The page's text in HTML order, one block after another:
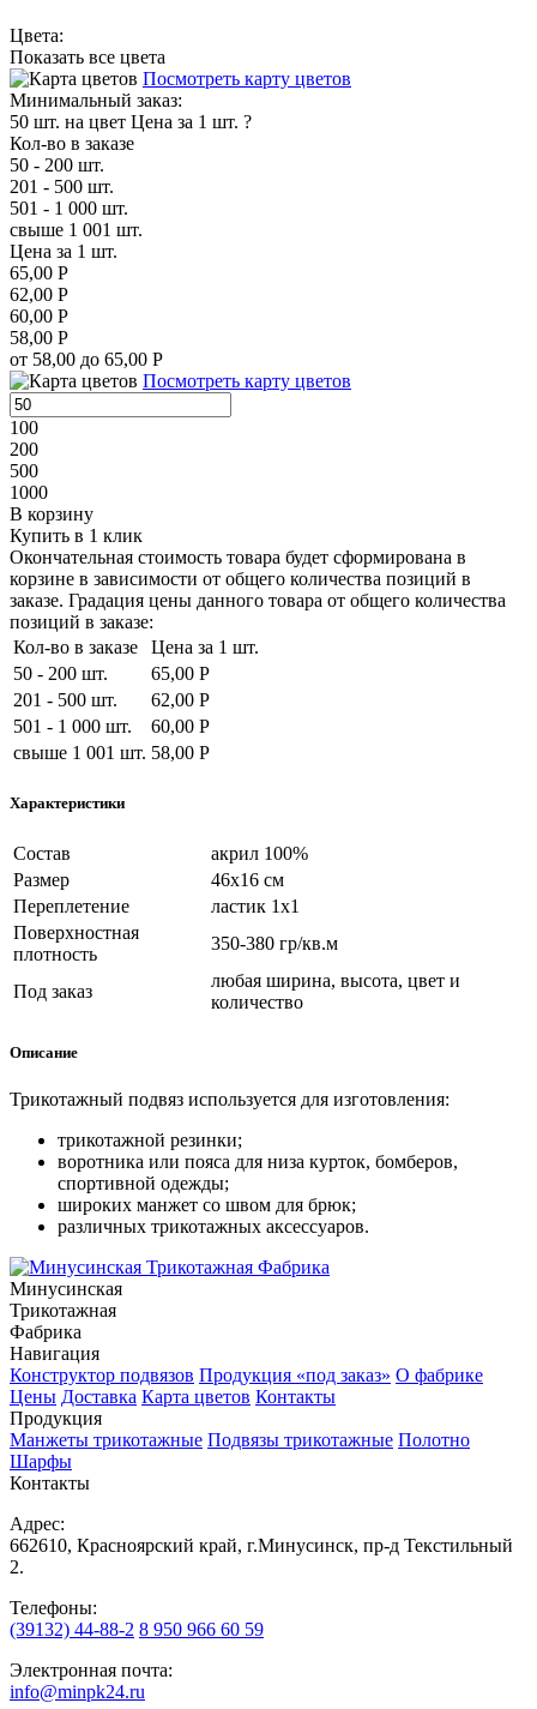
Цвета:
Показать все цвета
Посмотреть карту цветов
Минимальный заказ:
50 шт. на цвет Цена за 1 шт. ?
Кол-во в заказе
50 - 200 шт.
201 - 500 шт.
501 - 1 000 шт.
свыше 1 001 шт.
Цена за 1 шт.
65,00 Р
62,00 Р
60,00 Р
58,00 Р
от 58,00 до 65,00 Р
Посмотреть карту цветов
100
200
500
1000
В корзину
Купить в 1 клик
Окончательная стоимость товара будет сформирована в
корзине в зависимости от общего количества позиций в
заказе. Градация цены данного товара от общего количества
позиций в заказе:
Кол-во в заказе
Цена за 1 шт.
50 - 200 шт.
65,00 Р
201 - 500 шт.
62,00 Р
501 - 1 000 шт.
60,00 Р
свыше 1 001 шт. 58,00 Р
Характеристики
Состав
акрил 100%
Размер
46х16 см
Переплетение
ластик 1х1
Поверхностная
плотность
350-380 гр/кв.м
Под заказ
любая ширина, высота, цвет и
количество
Описание
Трикотажный подвяз используется для изготовления:
трикотажной резинки;
воротника или пояса для низа курток, бомберов,
спортивной одежды;
широких манжет со швом для брюк;
различных трикотажных аксессуаров.
Минусинская
Трикотажная
Фабрика
Навигация
Конструктор подвязов Продукция «под заказ» О фабрике
Цены Доставка Карта цветов Контакты
Продукция
Манжеты трикотажные Подвязы трикотажные Полотно
Шарфы
Контакты
Адрес:
662610, Красноярский край, г.Минусинск, пр-д Текстильный
2.
Телефоны:
(39132) 44-88-2 8 950 966 60 59
Электронная почта:
info@minpk24.ru